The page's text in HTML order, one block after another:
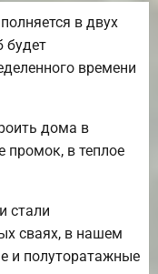
в двух
будет
времени
дома в
промок, в теплое
стали
сваях, в нашем
и полуторатажные